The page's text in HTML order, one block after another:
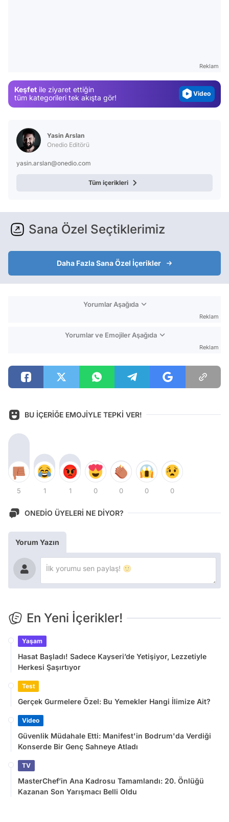
Reklam
Keşfet ile ziyaret ettiğin
tüm kategorileri tek akışta gör!
Video
Yasin Arslan
Onedio Editörü
yasin.arslan@onedio.com
Tüm içerikleri
Sana Özel Seçtiklerimiz
Daha Fazla Sana Özel İçerikler
Yorumlar Aşağıda
Reklam
Yorumlar ve Emojiler Aşağıda
Reklam
BU İÇERİĞE EMOJİYLE TEPKİ VER!
5 1 1 0 0 0 0
ONEDİO ÜYELERİ NE DİYOR?
Yorum Yazın
En Yeni İçerikler!
Yaşam
Hasat Başladı! Sadece Kayseri’de Yetişiyor, Lezzetiyle
Herkesi Şaşırtıyor
Test
Gerçek Gurmelere Özel: Bu Yemekler Hangi İlimize Ait?
Video
Güvenlik Müdahale Etti: Manifest'in Bodrum'da Verdiği
Konserde Bir Genç Sahneye Atladı
TV
MasterChef’in Ana Kadrosu Tamamlandı: 20. Önlüğü
Kazanan Son Yarışmacı Belli Oldu